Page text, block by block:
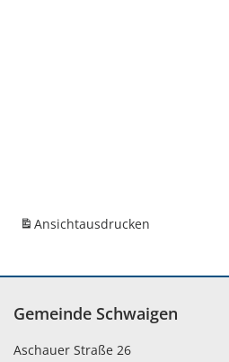
Ansichtausdrucken
Gemeinde Schwaigen
Aschauer Straße 26